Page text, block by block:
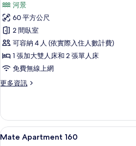
Luxe
Apartment
450
的
所
有
相
河景
60 平方公尺
2 間臥室
可容納 4 人 (依實際入住人數計費)
1 張加大雙人床和 2 張單人床
免費無線上網
更多資訊
更
450
的
詳
顯
Mate
6
Mate Apartment 160